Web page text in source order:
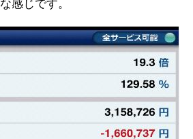
感じです。